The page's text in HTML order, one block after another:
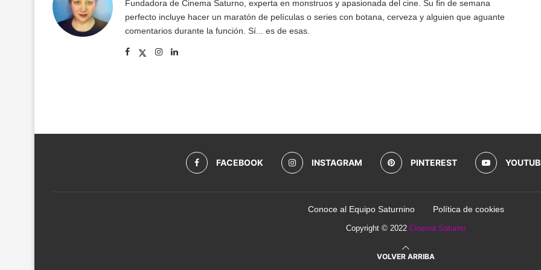
Fundadora de Cinema Saturno, experta en monstruos y apasionada del cine. Su fin de semana
perfecto incluye hacer un maratón de películas o series con botana, cerveza y alguien que aguante
comentarios durante la función. Sí... es de esas.
FACEBOOK INSTAGRAM PINTEREST
Conoce al Equipo Saturnino Política de cookies
Copyright © 2022 Cinema Saturno
VOLVER ARRIBA